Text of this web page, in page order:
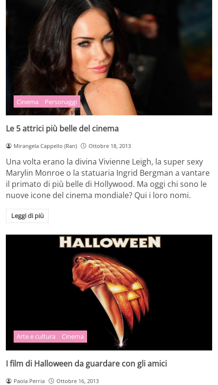
Cinema Personaggi
Le 5 attrici più belle del cinema
Mirangela Cappello (Ran) Ottobre 18, 2013
Una volta erano la divina Vivienne Leigh, la super sexy
Marylin Monroe o la statuaria Ingrid Bergman a vantare
il primato di più belle di Hollywood. Ma oggi chi sono le
nuove icone del cinema mondiale? Qui i loro nomi.
Leggi di più
Arte e cultura Cinema
I film di Halloween da guardare con gli amici
Paola Perria Ottobre 16, 2013